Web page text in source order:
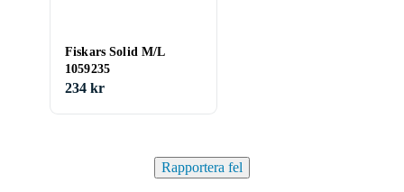
Fiskars Solid M/L
1059235
234 kr
Rapportera fel